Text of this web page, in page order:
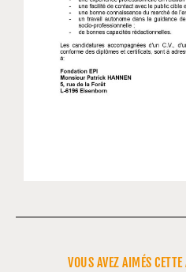
VOUS AVEZ AIMÉS